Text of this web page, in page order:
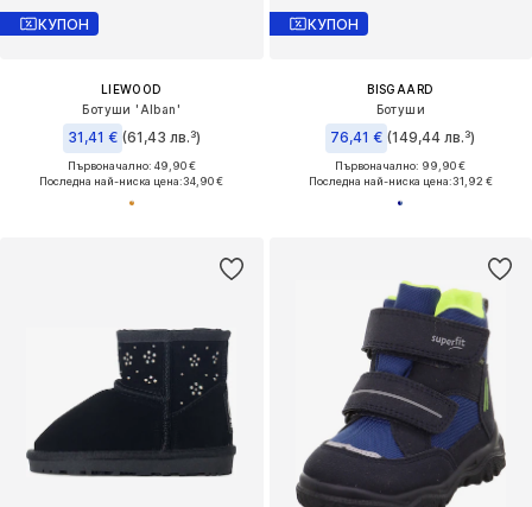
КУПОН
LIEWOOD
Ботуши 'Alban'
31,41 € (61,43 лв.³)
Първоначално: 49,90 €
Последна най-ниска цена:34,90 €
КУПОН
BISGAARD
Ботуши
76,41 € (149,44 лв.³)
Първоначално: 99,90 €
Последна най-ниска цена:31,92 €